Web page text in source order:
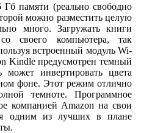
памяти (реально свободно
можно разместить целую
много. Загружать книги
своего компьютера, так
встроенный модуль Wi-
Kindle предусмотрен темный
может инвертировать цвета
фоне. Этот режим отлично
темноте. Программное
компанией Amazon на свои
одним из лучших в плане